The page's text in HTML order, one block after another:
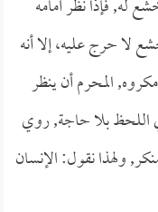
له, فإذا نظر أمامه
لا حرج عليه، إلا أنه
المحرم أن ينظر
اللحظ بلا حاجة, روي
ولهذا نقول: الإنسان